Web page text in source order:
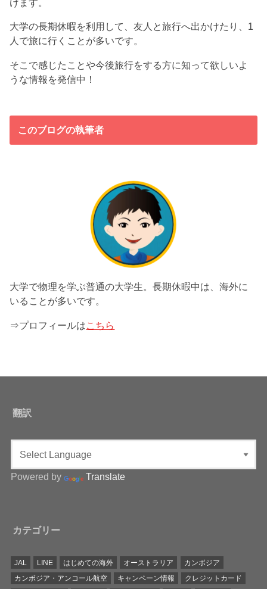
けます。
大学の長期休暇を利用して、友人と旅行へ出かけたり、1
人で旅に行くことが多いです。
そこで感じたことや今後旅行をする方に知って欲しいよ
うな情報を発信中！
このブログの執筆者
大学で物理を学ぶ普通の大学生。長期休暇中は、海外に
いることが多いです。
⇒プロフィールはこちら
翻訳
Powered by Translate
カテゴリー
JAL LINE はじめての海外 オーストラリア
カンボジア
カンボジア・アンコール航空
キャンペーン情報
クレジットカード